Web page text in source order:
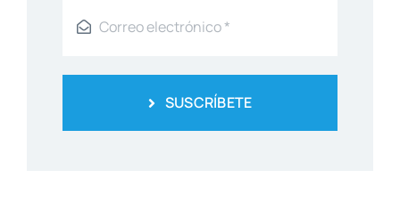
SUSCRÍBETE